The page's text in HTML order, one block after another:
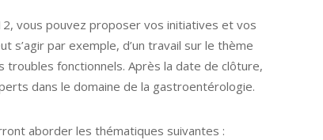
vous pouvez proposer vos initiatives et vos
s’agir par exemple, d’un travail sur le thème
troubles fonctionnels. Après la date de clôture,
dans le domaine de la gastroentérologie.
aborder les thématiques suivantes :